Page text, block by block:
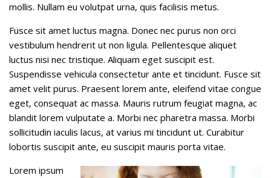
mollis. Nullam eu volutpat urna, quis facilisis metus.
Fusce sit amet luctus magna. Donec nec purus non orci
vestibulum hendrerit ut non ligula. Pellentesque aliquet
luctus nisi nec tristique. Aliquam eget suscipit est.
Suspendisse vehicula consectetur ante et tincidunt. Fusce sit
amet velit purus. Praesent lorem ante, eleifend vitae congue
eget, consequat ac massa. Mauris rutrum feugiat magna, ac
blandit lorem vulputate a. Morbi nec pharetra massa. Morbi
sollicitudin iaculis lacus, at varius mi tincidunt ut. Curabitur
lobortis suscipit ante, eu suscipit mauris porta vitae.
Lorem ipsum